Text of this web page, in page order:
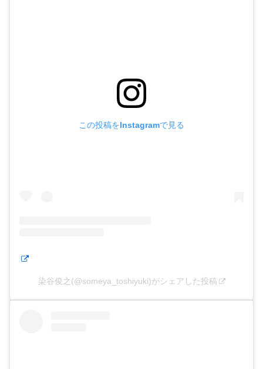
この投稿をInstagramで見る
染谷俊之(@someya_toshiyuki)がシェアした投稿